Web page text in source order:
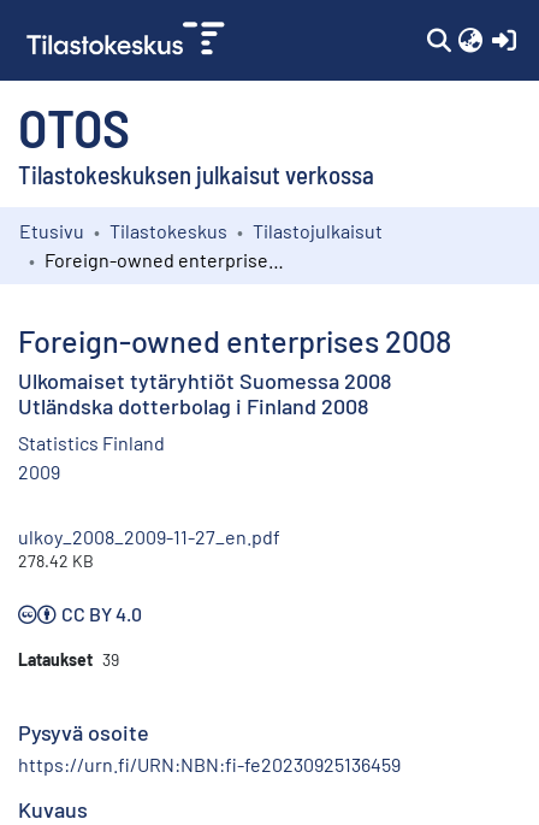
OTOS
Tilastokeskuksen julkaisut verkossa
Kokoelmat
Etusivu Tilastokeskus
Tilastojulkaisut
Foreign-owned enterprises 2008
Ulkomaiset tytäryhtiöt Suomessa 2008
Utländska dotterbolag i Finland 2008
Statistics Finland
2009
ulkoy_2008_2009-11-27_en.pdf
278.42 KB
CC BY 4.0
Lataukset 39
Pysyvä osoite
https://urn.fi/URN:NBN:fi-fe20230925136459
Kuvaus